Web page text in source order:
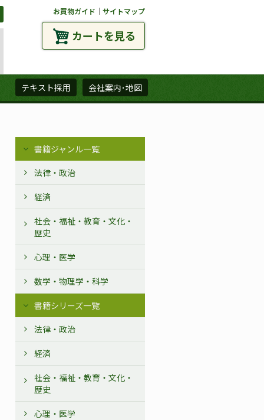
お買物ガイド ｜ サイトマップ
カートを見る
テキスト採用 会社案内･地図
書籍ジャンル一覧
法律・政治
経済
社会・福祉・教育・文化・
歴史
心理・医学
数学・物理学・科学
書籍シリーズ一覧
法律・政治
経済
社会・福祉・教育・文化・
歴史
心理・医学